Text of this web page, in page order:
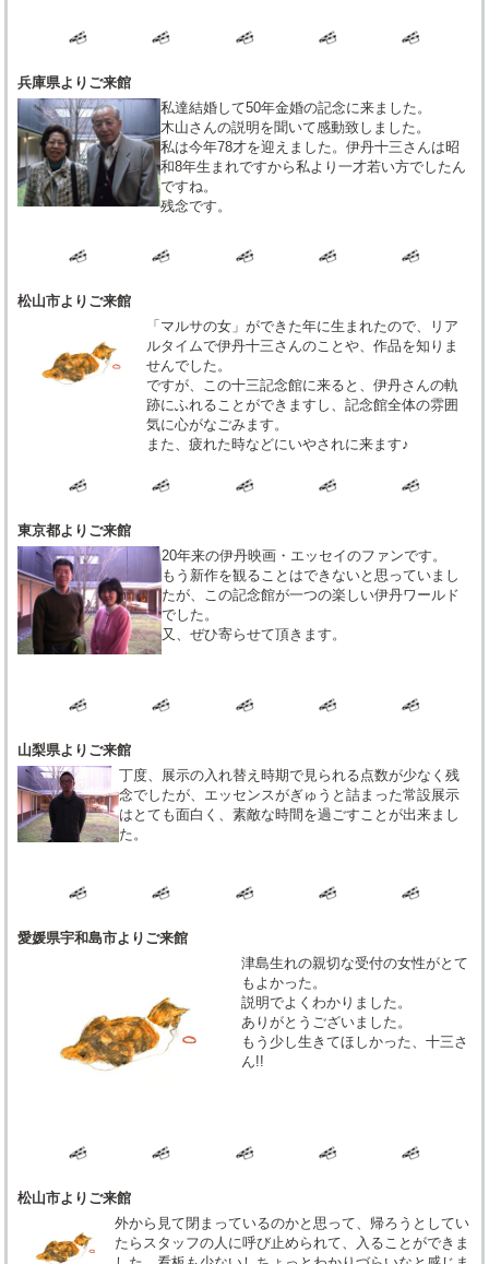
兵庫県よりご来館
私達結婚して50年金婚の記念に来ました。
木山さんの説明を聞いて感動致しました。
私は今年78才を迎えました。伊丹十三さんは昭
和8年生まれですから私より一才若い方でしたん
ですね。
残念です。
松山市よりご来館
「マルサの女」ができた年に生まれたので、リア
ルタイムで伊丹十三さんのことや、作品を知りま
せんでした。
ですが、この十三記念館に来ると、伊丹さんの軌
跡にふれることができますし、記念館全体の雰囲
気に心がなごみます。
また、疲れた時などにいやされに来ます♪
東京都よりご来館
20年来の伊丹映画・エッセイのファンです。
もう新作を観ることはできないと思っていまし
たが、この記念館が一つの楽しい伊丹ワールド
でした。
又、ぜひ寄らせて頂きます。
山梨県よりご来館
丁度、展示の入れ替え時期で見られる点数が少なく残
念でしたが、エッセンスがぎゅうと詰まった常設展示
はとても面白く、素敵な時間を過ごすことが出来まし
た。
愛媛県宇和島市よりご来館
津島生れの親切な受付の女性がとて
もよかった。
説明でよくわかりました。
ありがとうございました。
もう少し生きてほしかった、十三さ
ん!!
松山市よりご来館
外から見て閉まっているのかと思って、帰ろうとしてい
たらスタッフの人に呼び止められて、入ることができま